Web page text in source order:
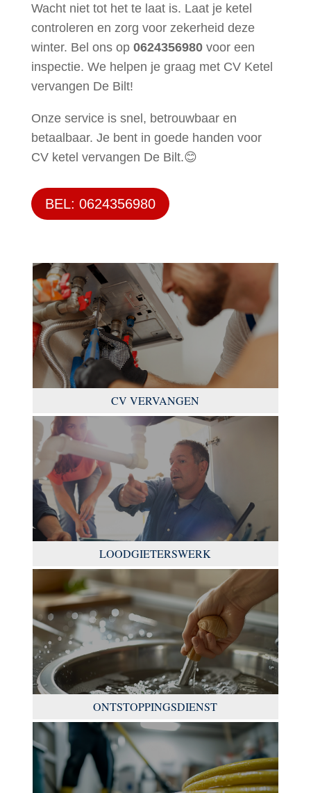
Wacht niet tot het te laat is. Laat je ketel
controleren en zorg voor zekerheid deze
winter. Bel ons op 0624356980voor een
inspectie. We helpen je graag met CV Ketel
vervangen De Bilt!
Onze service is snel, betrouwbaar en
betaalbaar. Je bent in goede handen voor
CV ketel vervangen De Bilt.😊
BEL: 0624356980
CV VERVANGEN
LOODGIETERSWERK
ONTSTOPPINGSDIENST